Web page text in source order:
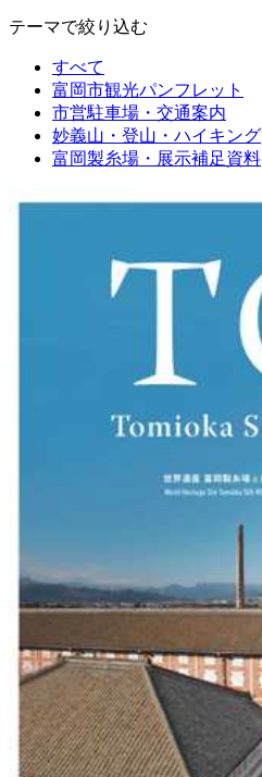
テーマで絞り込む
すべて
富岡市観光パンフレット
市営駐車場・交通案内
妙義山・登山・ハイキング
富岡製糸場・展示補足資料